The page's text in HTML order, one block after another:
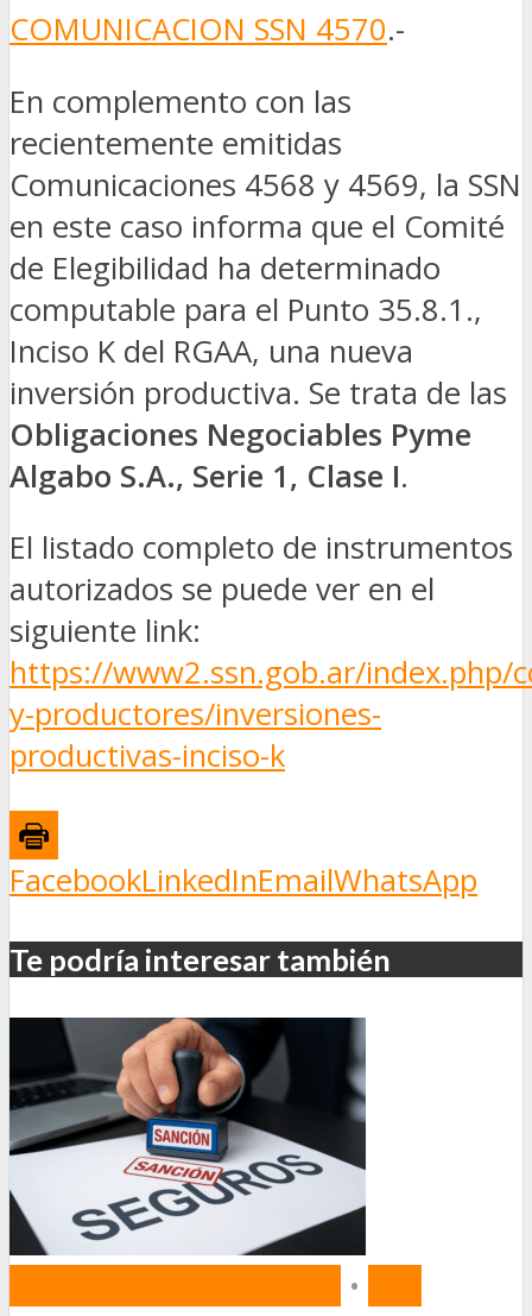
COMUNICACION SSN 4570.-
En complemento con las
recientemente emitidas
Comunicaciones 4568 y 4569, la SSN
en este caso informa que el Comité
de Elegibilidad ha determinado
computable para el Punto 35.8.1.,
Inciso K del RGAA, una nueva
inversión productiva. Se trata de las
Obligaciones Negociables Pyme
Algabo S.A., Serie 1, Clase I.
El listado completo de instrumentos
autorizados se puede ver en el
siguiente link:
https://www2.ssn.gob.ar/index.php/
y-productores/inversiones-
productivas-inciso-k
FacebookLinkedInEmailWhatsApp
Te podría interesar también
•